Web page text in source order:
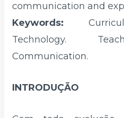
communication and
Keywords:
Technology.
Communication.
INTRODUÇÃO